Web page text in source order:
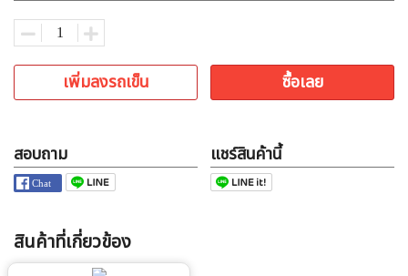
เพิ่มลงรถเข็น ซื้อเลย
สอบถาม แชร์สินค้านี้
สินค้าที่เกี่ยวข้อง